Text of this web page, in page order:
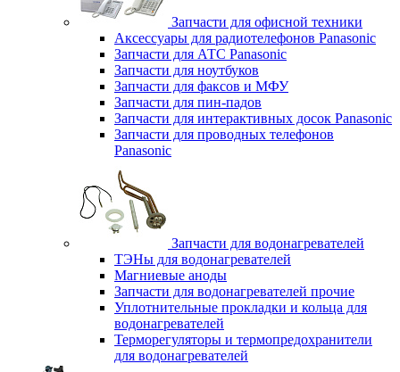
Запчасти для офисной техники
Аксессуары для радиотелефонов Panasonic
Запчасти для АТС Panasonic
Запчасти для ноутбуков
Запчасти для факсов и МФУ
Запчасти для пин-падов
Запчасти для интерактивных досок Panasonic
Запчасти для проводных телефонов
Panasonic
Запчасти для водонагревателей
ТЭНы для водонагревателей
Магниевые аноды
Запчасти для водонагревателей прочие
Уплотнительные прокладки и кольца для
водонагревателей
Терморегуляторы и термопредохранители
для водонагревателей